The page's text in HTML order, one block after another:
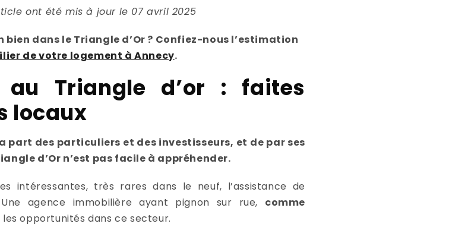
ont été mis à jour le 07 avril 2025
dans le Triangle d’Or ? Confiez-nous l’estimation
de votre logement à Annecy.
au Triangle d’or : faites
locaux
part des particuliers et des investisseurs, et de par ses
d’Or n’est pas facile à appréhender.
intéressantes, très rares dans le neuf, l’assistance de
agence immobilière ayant pignon sur rue, comme
opportunités dans ce secteur.